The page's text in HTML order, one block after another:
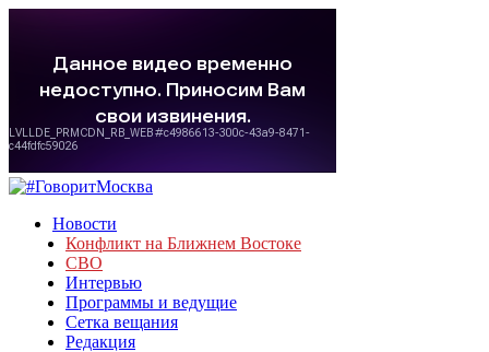
Новости
Конфликт на Ближнем Востоке
СВО
Интервью
Программы и ведущие
Сетка вещания
Редакция